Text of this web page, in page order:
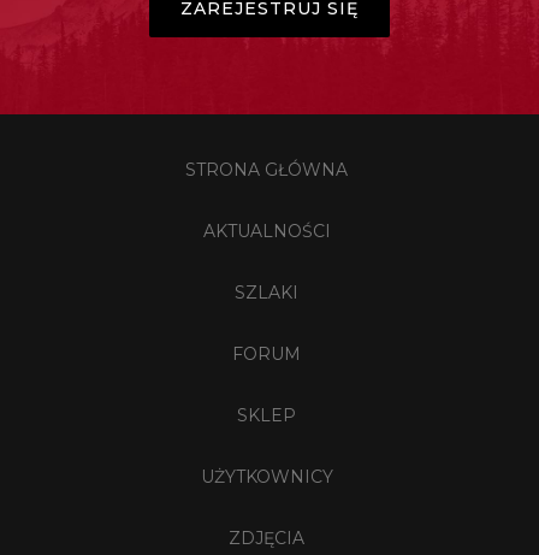
ZAREJESTRUJ SIĘ
STRONA GŁÓWNA
AKTUALNOŚCI
SZLAKI
FORUM
SKLEP
UŻYTKOWNICY
ZDJĘCIA